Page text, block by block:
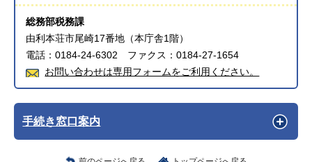
総務部税務課
由利本荘市尾崎17番地（本庁舎1階）
電話：0184-24-6302 ファクス：0184-27-1654
お問い合わせは専用フォームをご利用ください。
手続き窓口案内